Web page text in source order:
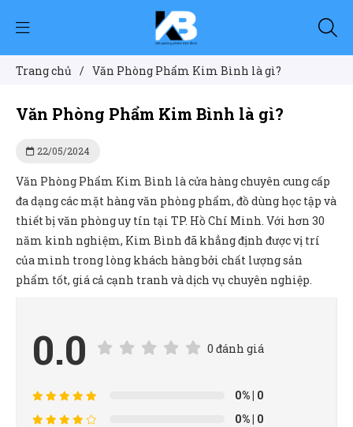
Trang chủ / Văn Phòng Phẩm Kim Bình là gì?
Văn Phòng Phẩm Kim Bình là gì?
22/05/2024
Văn Phòng Phẩm Kim Bình là cửa hàng chuyên cung cấp
đa dạng các mặt hàng văn phòng phẩm, đồ dùng học tập và
thiết bị văn phòng uy tín tại TP. Hồ Chí Minh. Với hơn 30
năm kinh nghiệm, Kim Bình đã khẳng định được vị trí
của mình trong lòng khách hàng bởi chất lượng sản
phẩm tốt, giá cả cạnh tranh và dịch vụ chuyên nghiệp.
0.0 0 đánh giá
0%| 0
0%| 0